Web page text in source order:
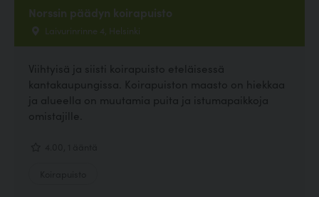
Norssin päädyn koirapuisto
Laivurinrinne 4, Helsinki
Viihtyisä ja siisti koirapuisto eteläisessä
kantakaupungissa. Koirapuiston maasto on hiekkaa
ja alueella on muutamia puita ja istumapaikkoja
omistajille.